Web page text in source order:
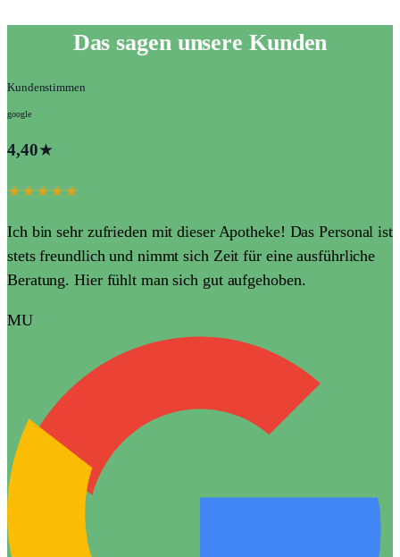
Das sagen unsere Kunden
Kundenstimmen
google
4,40★
★★★★★
Ich bin sehr zufrieden mit dieser Apotheke! Das Personal ist
stets freundlich und nimmt sich Zeit für eine ausführliche
Beratung. Hier fühlt man sich gut aufgehoben.
MU